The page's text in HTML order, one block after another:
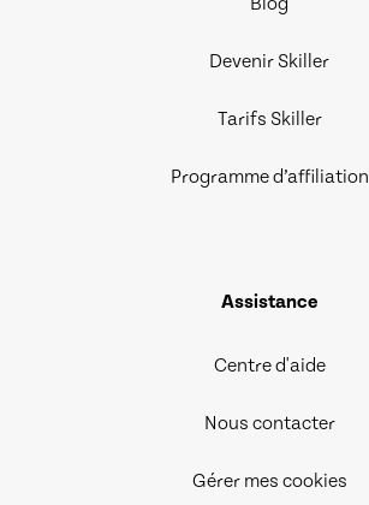
Devenir Skiller
Tarifs Skiller
Programme d’affiliation
Assistance
Centre d'aide
Nous contacter
Gérer mes cookies